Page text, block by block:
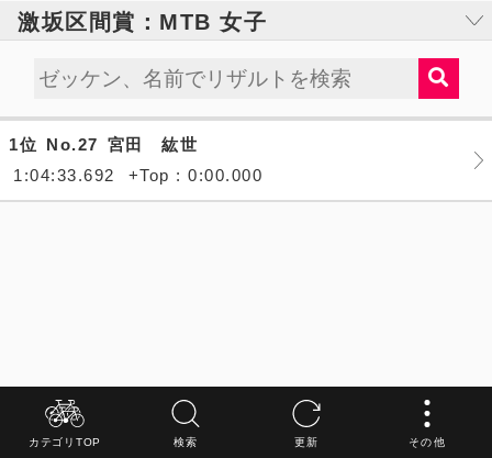
激坂区間賞：MTB 女子
1位 No.27 宮田 紘世
1:04:33.692
+Top : 0:00.000
カテゴリTOP 検索 更新 その他